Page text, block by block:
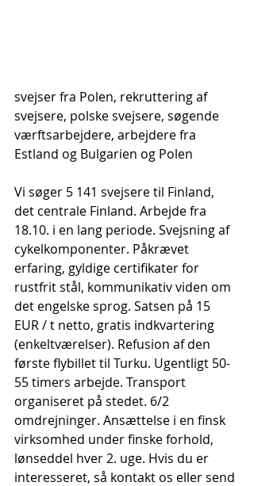
svejser fra Polen, rekruttering af
svejsere, polske svejsere, søgende
værftsarbejdere, arbejdere fra
Estland og Bulgarien og Polen
Vi søger 5 141 svejsere til Finland,
det centrale Finland. Arbejde fra
18.10. i en lang periode. Svejsning af
cykelkomponenter. Påkrævet
erfaring, gyldige certifikater for
rustfrit stål, kommunikativ viden om
det engelske sprog. Satsen på 15
EUR / t netto, gratis indkvartering
(enkeltværelser). Refusion af den
første flybillet til Turku. Ugentligt 50-
55 timers arbejde. Transport
organiseret på stedet. 6/2
omdrejninger. Ansættelse i en finsk
virksomhed under finske forhold,
lønseddel hver 2. uge. Hvis du er
interesseret, så kontakt os eller send